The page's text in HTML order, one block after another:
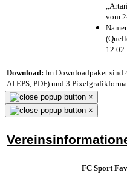
vom
Download: Im Downloadpaket sind
AI EPS, PDF) und 3
×
×
FC Sport